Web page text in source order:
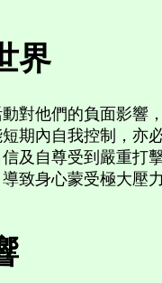
界
他們的負面影響，
期內自我控制，亦
及自尊受到嚴重打
致身心蒙受極大壓力